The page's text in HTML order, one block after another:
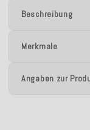
Beschreibung
Merkmale
Angaben zur